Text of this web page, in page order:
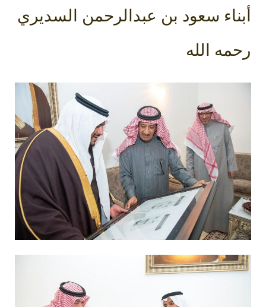
أبناء سعود بن عبدالرحمن السديري
رحمه الله